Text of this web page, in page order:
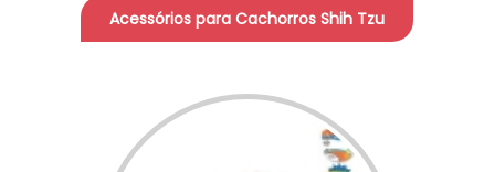
Acessórios para Cachorros Shih Tzu